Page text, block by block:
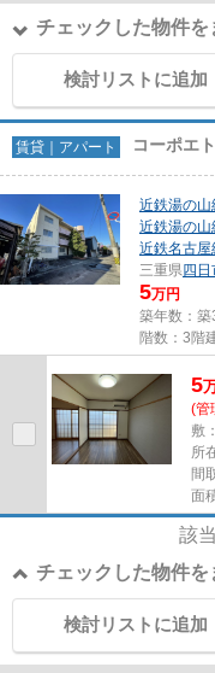
チェックした物件を
検討リストに追加
賃貸｜アパート コーポエ
近鉄湯の山
近鉄湯の山
近鉄名古屋
三重県四
5万円
築年数：築
階数：3階
5
(管
敷
所
間
面
該
チェックした物件を
検討リストに追加